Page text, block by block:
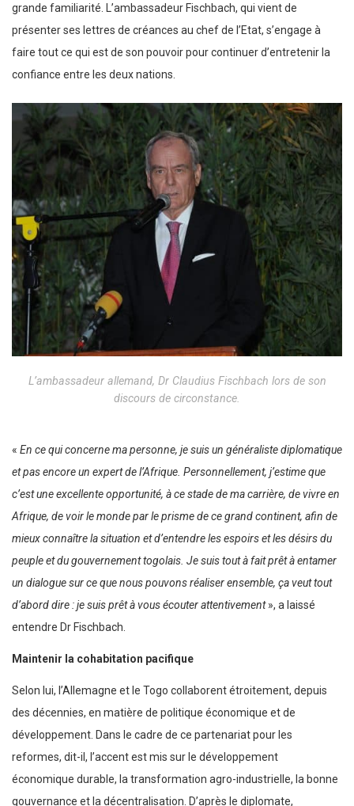
grande familiarité. L’ambassadeur Fischbach, qui vient de
présenter ses lettres de créances au chef de l’Etat, s’engage à
faire tout ce qui est de son pouvoir pour continuer d’entretenir la
confiance entre les deux nations.
L’ambassadeur allemand, Dr Claudius Fischbach lors de son
discours de circonstance.
« En ce qui concerne ma personne, je suis un généraliste diplomatique
et pas encore un expert de l’Afrique. Personnellement, j’estime que
c’est une excellente opportunité, à ce stade de ma carrière, de vivre en
Afrique, de voir le monde par le prisme de ce grand continent, afin de
mieux connaître la situation et d’entendre les espoirs et les désirs du
peuple et du gouvernement togolais. Je suis tout à fait prêt à entamer
un dialogue sur ce que nous pouvons réaliser ensemble, ça veut tout
d’abord dire : je suis prêt à vous écouter attentivement», a laissé
entendre Dr Fischbach.
Maintenir la cohabitation pacifique
Selon lui, l’Allemagne et le Togo collaborent étroitement, depuis
des décennies, en matière de politique économique et de
développement. Dans le cadre de ce partenariat pour les
reformes, dit-il, l’accent est mis sur le développement
économique durable, la transformation agro-industrielle, la bonne
gouvernance et la décentralisation. D’après le diplomate,